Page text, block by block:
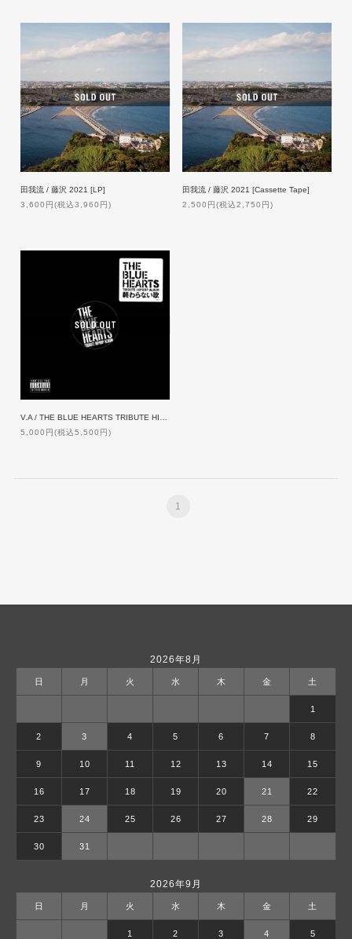
田我流 / 藤沢 2021 [LP]
3,600円(税込3,960円)
田我流 / 藤沢 2021 [Cassette Tape]
2,500円(税込2,750円)
5,000円(税込5,500円)
1
2026年8月
日 月 火 水 木 金 土
1
2 3 4 5 6 7 8
9 10 11 12 13 14 15
16 17 18 19 20 21 22
23 24 25 26 27 28 29
30 31
2026年9月
日 月 火 水 木 金 土
1 2 3 4 5